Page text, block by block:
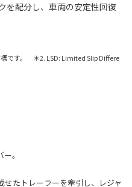
を配分し、車両の安定性回復
標です。 ＊2. LSD: Limited Slip Differe
。
たトレーラーを牽引し、レジャ